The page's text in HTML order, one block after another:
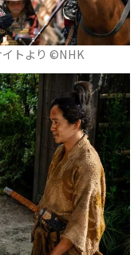
イトより ©️NHK